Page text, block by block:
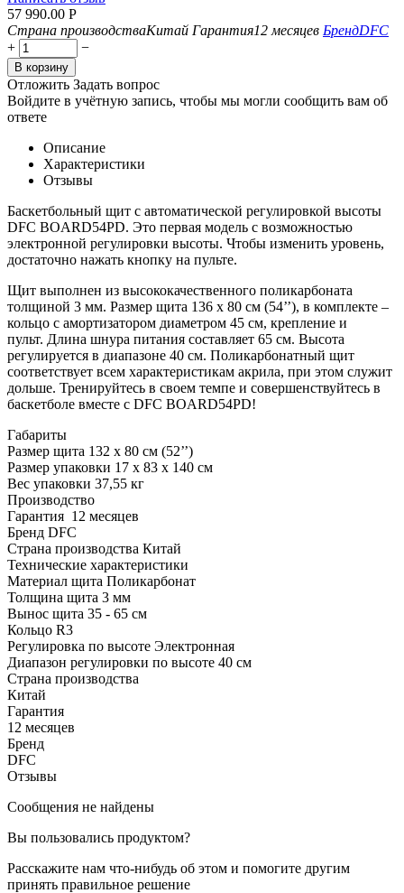
57 990.00 Р
Страна производстваКитай Гарантия12 месяцев БрендDFC
+
−
В корзину
Отложить Задать вопрос
Войдите в учётную запись, чтобы мы могли сообщить вам об
ответе
Описание
Характеристики
Отзывы
Баскетбольный щит с автоматической регулировкой высоты
DFC BOARD54PD. Это первая модель с возможностью
электронной регулировки высоты. Чтобы изменить уровень,
достаточно нажать кнопку на пульте.
Щит выполнен из высококачественного поликарбоната
толщиной 3 мм. Размер щита 136 х 80 см (54’’), в комплекте –
кольцо с амортизатором диаметром 45 см, крепление и
пульт. Длина шнура питания составляет 65 см. Высота
регулируется в диапазоне 40 см. Поликарбонатный щит
соответствует всем характеристикам акрила, при этом служит
дольше. Тренируйтесь в своем темпе и совершенствуйтесь в
баскетболе вместе с DFC BOARD54PD!
Габариты
Размер щита 132 х 80 см (52’’)
Размер упаковки 17 х 83 х 140 см
Вес упаковки 37,55 кг
Производство
Гарантия 12 месяцев
Бренд DFC
Страна производства Китай
Технические характеристики
Материал щита Поликарбонат
Толщина щита 3 мм
Вынос щита 35 - 65 см
Кольцо R3
Регулировка по высоте Электронная
Диапазон регулировки по высоте 40 см
Страна производства
Китай
Гарантия
12 месяцев
Бренд
DFC
Отзывы
Сообщения не найдены
Вы пользовались продуктом?
Расскажите нам что-нибудь об этом и помогите другим
принять правильное решение